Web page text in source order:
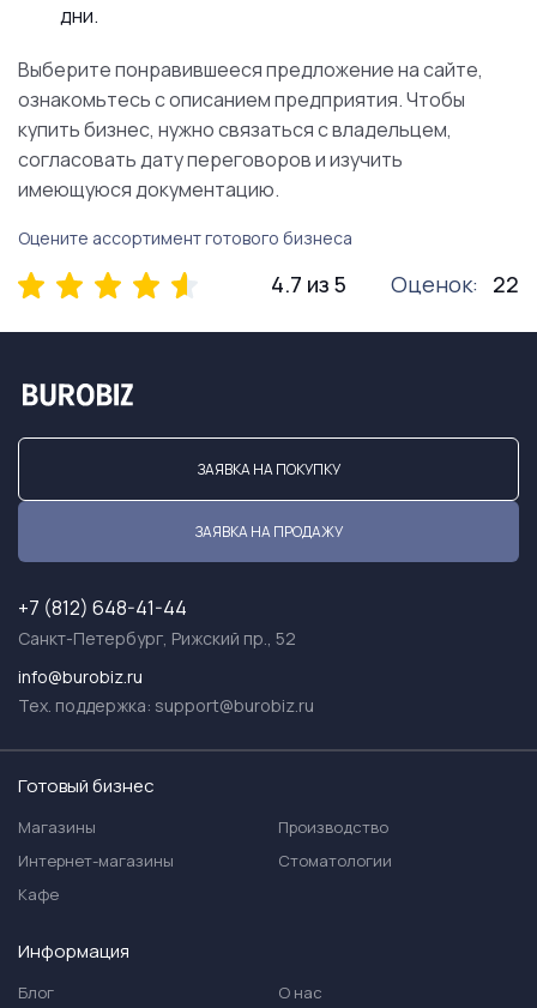
дни.
Выберите понравившееся предложение на сайте,
ознакомьтесь с описанием предприятия. Чтобы
купить бизнес, нужно связаться с владельцем,
согласовать дату переговоров и изучить
имеющуюся документацию.
Оцените ассортимент готового бизнеса
4.7 из 5 Оценок: 22
ЗАЯВКА НА ПОКУПКУ
ЗАЯВКА НА ПРОДАЖУ
+7 (812) 648-41-44
Санкт-Петербург, Рижский пр., 52
info@burobiz.ru
Тех. поддержка: support@burobiz.ru
Готовый бизнес
Магазины
Интернет-магазины
Кафе
Производство
Стоматологии
Информация
Блог О нас